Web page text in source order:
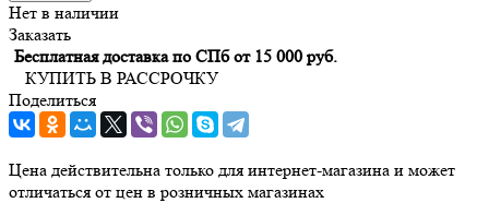
Нет в наличии
Заказать
Бесплатная доставка по СПб от 15 000 руб.
КУПИТЬ В РАССРОЧКУ
Поделиться
Цена действительна только для интернет-магазина и может
отличаться от цен в розничных магазинах